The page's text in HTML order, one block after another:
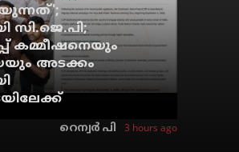
സി.ജെ.പി;
കമ്മീഷനെയും
അടക്കം
റെന്വര്‍ പി 3 hours ago